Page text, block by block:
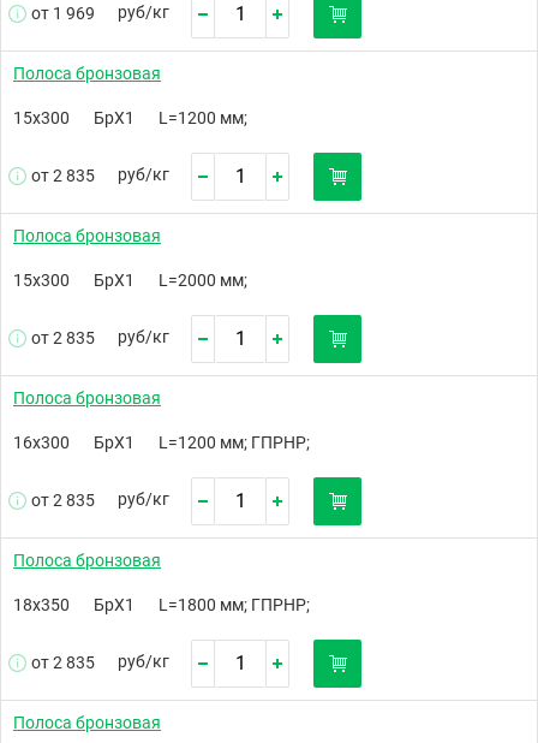
от 1 969 руб/кг
Полоса бронзовая
15х300 БрХ1 L=1200 мм;
от 2 835 руб/кг
Полоса бронзовая
15х300 БрХ1 L=2000 мм;
от 2 835 руб/кг
Полоса бронзовая
16х300 БрХ1 L=1200 мм; ГПРНР;
от 2 835 руб/кг
Полоса бронзовая
18х350 БрХ1 L=1800 мм; ГПРНР;
от 2 835 руб/кг
Полоса бронзовая